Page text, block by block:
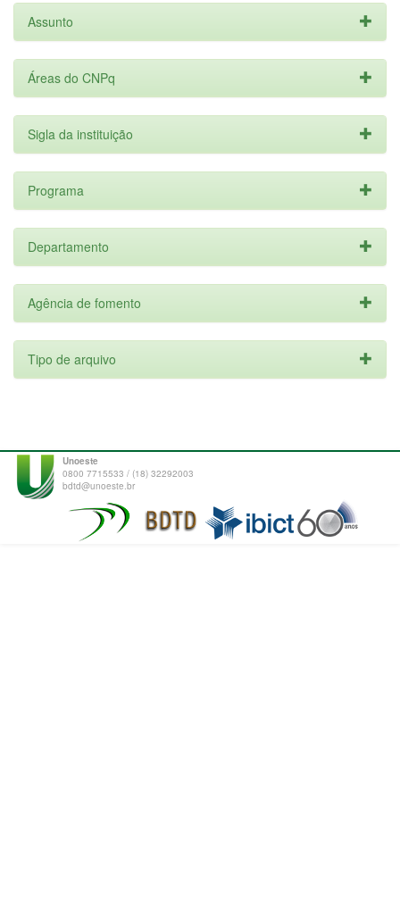
Assunto
Áreas do CNPq
Sigla da instituição
Programa
Departamento
Agência de fomento
Tipo de arquivo
Unoeste
0800 7715533 / (18) 32292003
bdtd@unoeste.br